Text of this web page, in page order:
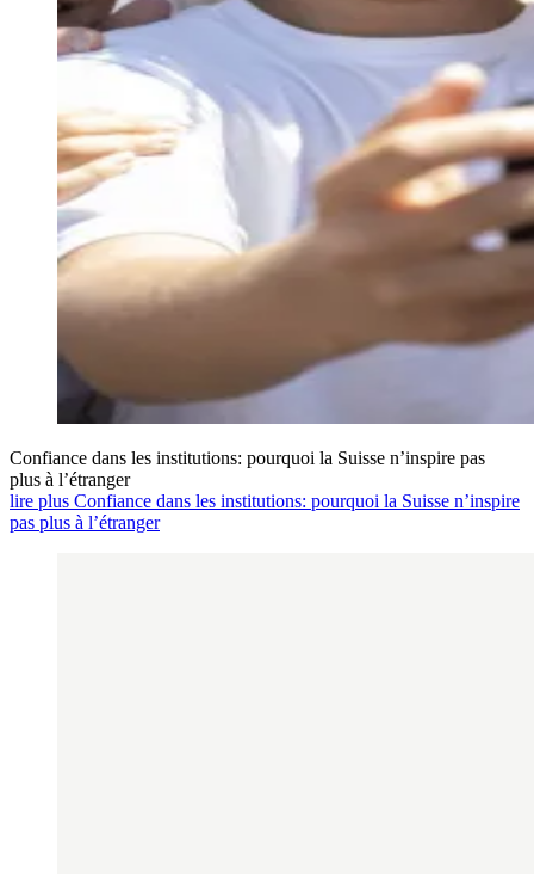
Confiance dans les institutions: pourquoi la Suisse n’inspire pas
plus à l’étranger
lire plus Confiance dans les institutions: pourquoi la Suisse n’inspire
pas plus à l’étranger